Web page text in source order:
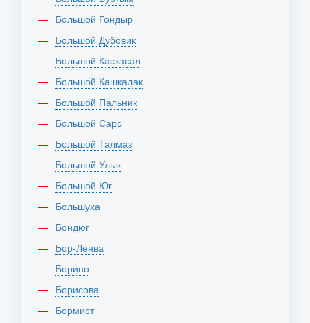
Большой Гондыр
Большой Дубовик
Большой Каскасал
Большой Кашкалак
Большой Пальник
Большой Сарс
Большой Талмаз
Большой Улык
Большой Юг
Большуха
Бондюг
Бор-Ленва
Борино
Борисова
Бормист